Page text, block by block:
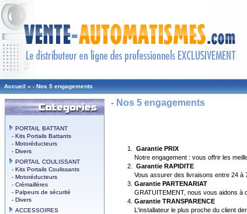
Accueil » - Nos 5 engagements
PORTAIL BATTANT
- Kits Portails Battants
- Motoréducteurs
- Divers
PORTAIL COULISSANT
- Kits Portails Coulissants
- Motoréducteurs
- Crémaillères
- Palpeurs de sécurité
- Divers
ACCESSOIRES
- Nos 5 engagements
Garantie PRIX
Notre engagement : vous offrir les
Garantie RAPIDITE
Vous assurer des livraisons entre 24 à
Garantie PARTENARIAT
GRATUITEMENT, nous vous aidons à
Garantie TRANSPARENCE
L'installateur le plus proche du client